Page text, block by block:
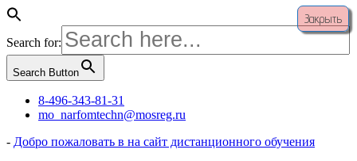
Search for:
Search Button
Перейти8-496-343-81-31
mo_narfomtechn@mosreg.ru
- Добро пожаловать в на сайт дистанционного обучения
Закрыть